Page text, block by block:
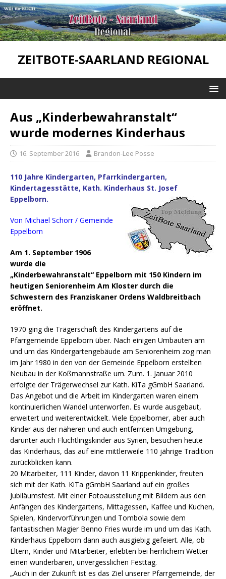
ZEITBOTE-SAARLAND REGIONAL
Aus „Kinderbewahranstalt“
wurde modernes Kinderhaus
16. September 2016 Brandon-Lee Posse
110 Jahre Kindergarten, Pfarrkindergarten,
Kindertagesstätte, Kath. Kinderhaus St. Josef
Eppelborn.
Von Michael Schorr / Gemeinde
Eppelborn
Am 1. September 1906
wurde die
„Kinderbewahranstalt“ Eppelborn mit 150 Kindern im
heutigen Seniorenheim Am Kloster durch die
Schwestern des Franziskaner Ordens Waldbreitbach
eröffnet.
1970 ging die Trägerschaft des Kindergartens auf die
Pfarrgemeinde Eppelborn über. Nach einigen Umbauten am
und um das Kindergartengebäude am Seniorenheim zog man
im Jahr 1980 in den von der Gemeinde Eppelborn erstellten
Neubau in der Koßmannstraße um. Zum. 1. Januar 2010
erfolgte der Trägerwechsel zur Kath. KiTa gGmbH Saarland.
Das Angebot und die Arbeit im Kindergarten waren einem
kontinuierlichen Wandel unterworfen. Es wurde ausgebaut,
erweitert und weiterentwickelt. Viele Eppelborner, aber auch
Kinder aus der näheren und auch entfernten Umgebung,
darunter auch Flüchtlingskinder aus Syrien, besuchen heute
das Kinderhaus, das auf eine mittlerweile 110 jährige Tradition
zurückblicken kann.
20 Mitarbeiter, 111 Kinder, davon 11 Krippenkinder, freuten
sich mit der Kath. KiTa gGmbH Saarland auf ein großes
Jubiläumsfest. Mit einer Fotoausstellung mit Bildern aus den
Anfängen des Kindergartens, Mittagessen, Kaffee und Kuchen,
Spielen, Kindervorführungen und Tombola sowie dem
fantastischen Magier Benno Fries wurde im und um das Kath.
Kinderhaus Eppelborn dann auch ausgiebig gefeiert. Alle, ob
Eltern, Kinder und Mitarbeiter, erlebten bei herrlichem Wetter
einen wunderbaren, unvergesslichen Festtag.
„Auch in der Zukunft ist es das Ziel unserer Pfarrgemeinde, der